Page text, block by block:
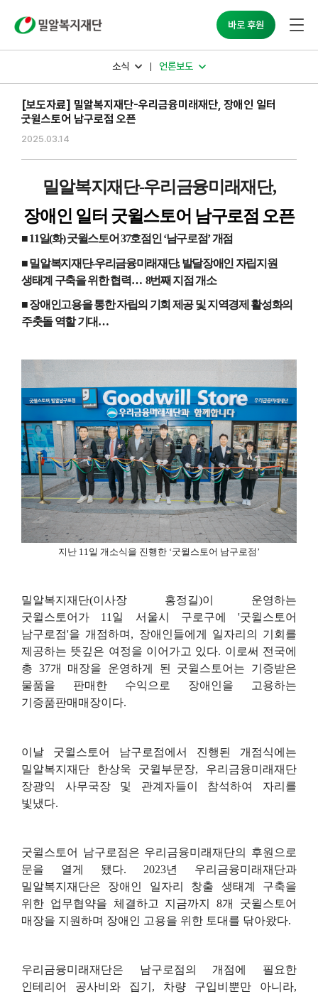
바로 후원
소식 언론보도
[보도자료] 밀알복지재단-우리금융미래재단, 장애인 일터
굿윌스토어 남구로점 오픈
2025.03.14
밀알복지재단-우리금융미래재단,
장애인 일터 굿윌스토어 남구로점 오픈
■11일(화)굿윌스토어 37호점인 ‘남구로점’개점
■ 밀알복지재단-우리금융미래재단,발달장애인 자립지원
생태계 구축을 위한 협력… 8번째 지점 개소
■ 장애인고용을 통한 자립의 기회 제공 및 지역경제 활성화의
주춧돌 역할 기대…
지난 11일 개소식을 진행한 ‘굿윌스토어 남구로점 ’
밀알복지재단(이사장 홍정길)이 운영하는
굿윌스토어가 11 일 서울시 구로구에 '굿윌스토어
남구로점'을 개점하며 , 장애인들에게 일자리의 기회를
제공하는 뜻깊은 여정을 이어가고 있다. 이로써 전국에
총 37개 매장을 운영하게 된 굿윌스토어는 기증받은
물품을 판매한 수익으로 장애인을 고용하는
기증품판매매장이다.
이날 굿윌스토어 남구로점에서 진행된 개점식에는
밀알복지재단 한상욱 굿윌부문장, 우리금융미래재단
장광익 사무국장 및 관계자들이 참석하여 자리를
빛냈다.
굿윌스토어 남구로점은 우리금융미래재단의 후원으로
문을 열게 됐다. 2023년 우리금융미래재단과
밀알복지재단은 장애인 일자리 창출 생태계 구축을
위한 업무협약을 체결하고 지금까지8개 굿윌스토어
매장을 지원하며 장애인 고용을 위한 토대를 닦아왔다.
우리금융미래재단은 남구로점의 개점에 필요한
인테리어 공사비와 집기 , 차량 구입비뿐만 아니라,